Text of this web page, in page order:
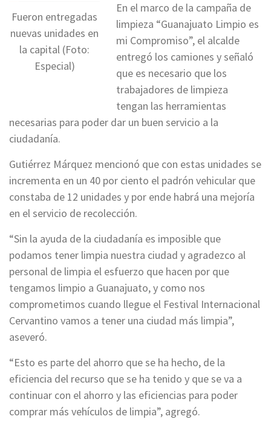
Fueron entregadas
nuevas unidades en
la capital (Foto:
Especial)
En el marco de la campaña de
limpieza “Guanajuato Limpio es
mi Compromiso”, el alcalde
entregó los camiones y señaló
que es necesario que los
trabajadores de limpieza
tengan las herramientas
necesarias para poder dar un buen servicio a la
ciudadanía.
Gutiérrez Márquez mencionó que con estas unidades se
incrementa en un 40 por ciento el padrón vehicular que
constaba de 12 unidades y por ende habrá una mejoría
en el servicio de recolección.
“Sin la ayuda de la ciudadanía es imposible que
podamos tener limpia nuestra ciudad y agradezco al
personal de limpia el esfuerzo que hacen por que
tengamos limpio a Guanajuato, y como nos
comprometimos cuando llegue el Festival Internacional
Cervantino vamos a tener una ciudad más limpia”,
aseveró.
“Esto es parte del ahorro que se ha hecho, de la
eficiencia del recurso que se ha tenido y que se va a
continuar con el ahorro y las eficiencias para poder
comprar más vehículos de limpia”, agregó.